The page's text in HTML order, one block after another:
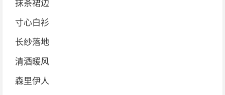
抹茶裙边
寸心白衫
长纱落地
清酒暖风
森里伊人